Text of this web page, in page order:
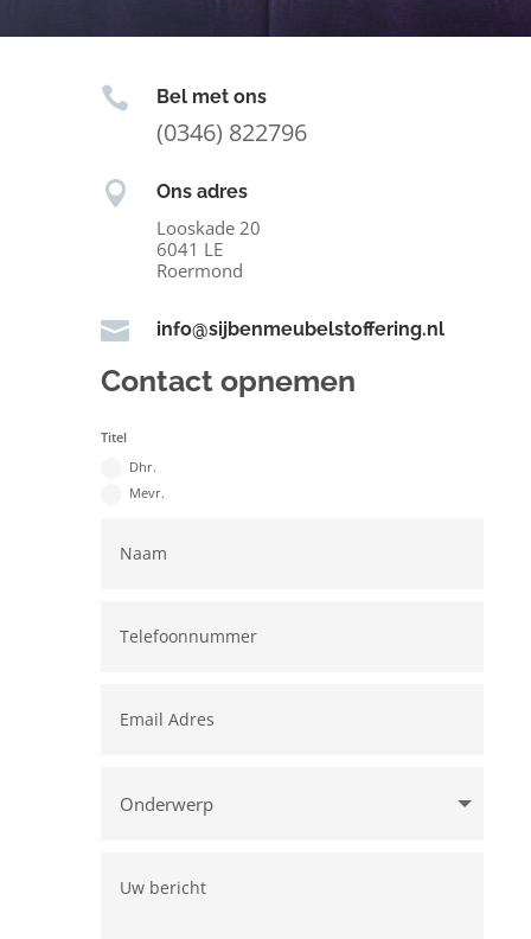
 Bel met ons
(0346) 822796
 Ons adres
Looskade 20
6041 LE
Roermond
 info@sijbenmeubelstoffering.nl
Contact opnemen
Titel
Dhr.
Mevr.